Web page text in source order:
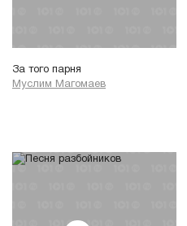
За того парня
Муслим Магомаев